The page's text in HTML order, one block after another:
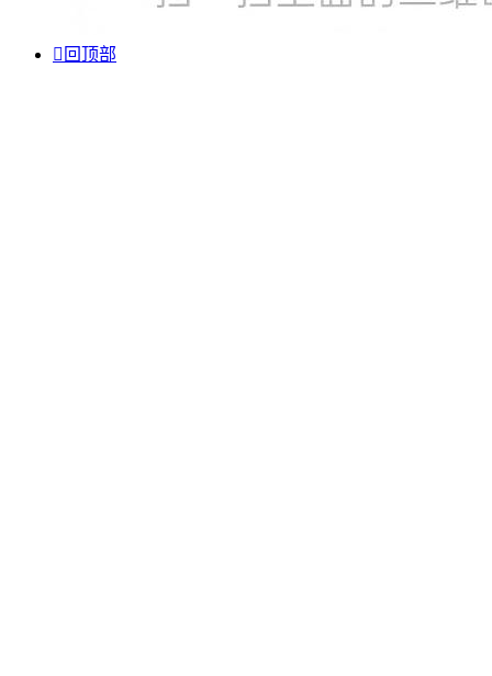
 回顶部